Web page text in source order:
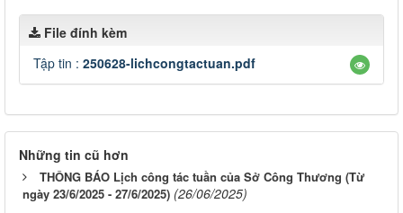
File đính kèm
Tập tin : 250628-lichcongtactuan.pdf
Những tin cũ hơn
THÔNG BÁO Lịch công tác tuần của Sở Công Thương (Từ
ngày 23/6/2025 - 27/6/2025) (26/06/2025)